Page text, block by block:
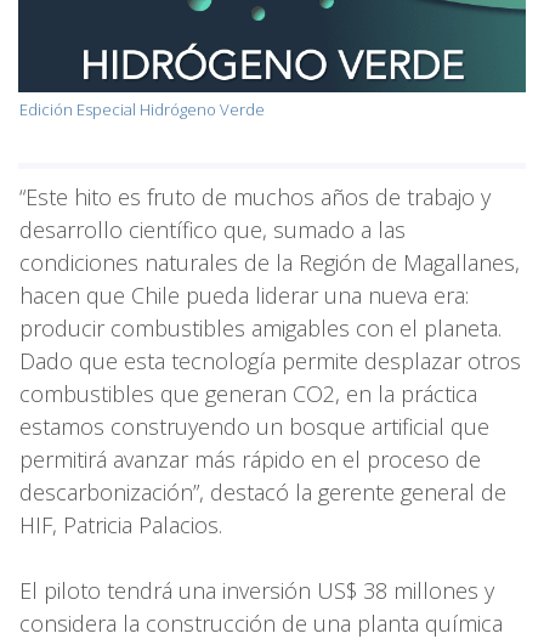
Edición Especial Hidrógeno Verde
“Este hito es fruto de muchos años de trabajo y
desarrollo científico que, sumado a las
condiciones naturales de la Región de Magallanes,
hacen que Chile pueda liderar una nueva era:
producir combustibles amigables con el planeta.
Dado que esta tecnología permite desplazar otros
combustibles que generan CO2, en la práctica
estamos construyendo un bosque artificial que
permitirá avanzar más rápido en el proceso de
descarbonización”, destacó la gerente general de
HIF, Patricia Palacios.
El piloto tendrá una inversión US$ 38 millones y
considera la construcción de una planta química